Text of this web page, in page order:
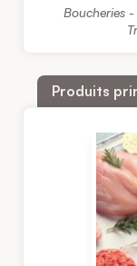
Boucheries
Produits